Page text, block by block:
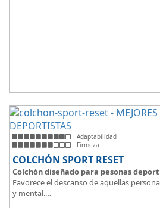
Adaptabilidad
Firmeza
COLCHÓN SPORT RESET
Colchón diseñado para pesonas
Favorece el descanso de aquellas
y mental.